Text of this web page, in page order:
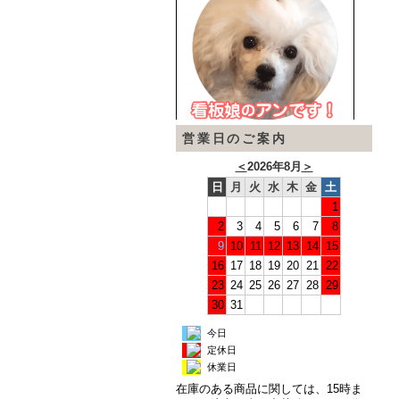
営業日のご案内
＜2026年8月 ＞
日
月 火 水 木 金 土
1
2
3 4 5 6 7
8
9 10 11 12 13 14 15
16 17 18 19 20 21 22
23 24 25 26 27 28 29
30 31
今日
定休日
休業日
在庫のある商品に関しては、15時ま